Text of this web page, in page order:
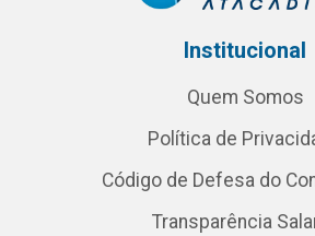
Institucional
Quem Somos
Política de
Código de Defesa do
Transparência